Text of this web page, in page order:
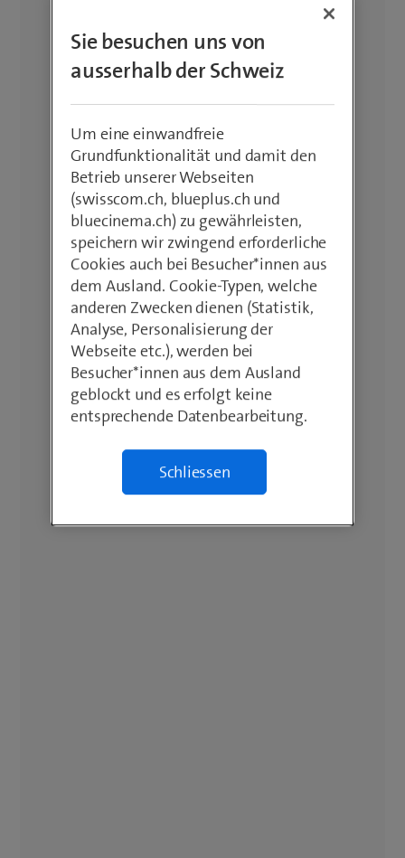
Sie besuchen uns von
ausserhalb der Schweiz
Um eine einwandfreie
Grundfunktionalität und damit den
Betrieb unserer Webseiten
(swisscom.ch, blueplus.ch und
bluecinema.ch) zu gewährleisten,
speichern wir zwingend erforderliche
Cookies auch bei Besucher*innen aus
dem Ausland. Cookie-Typen, welche
anderen Zwecken dienen (Statistik,
Analyse, Personalisierung der
Webseite etc.), werden bei
Besucher*innen aus dem Ausland
geblockt und es erfolgt keine
entsprechende Datenbearbeitung.
Schliessen